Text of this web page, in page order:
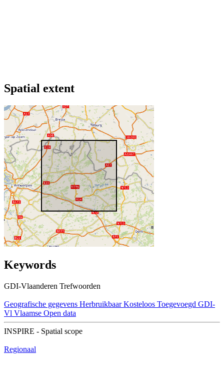
Spatial extent
Keywords
GDI-Vlaanderen Trefwoorden
Geografische gegevens Herbruikbaar Kosteloos Toegevoegd GDI-
Vl Vlaamse Open data
INSPIRE - Spatial scope
Regionaal